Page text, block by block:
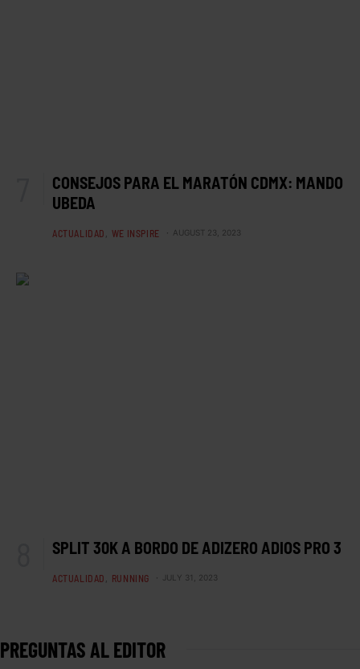
CONSEJOS PARA EL MARATÓN CDMX: MANDO
UBEDA
ACTUALIDAD WE INSPIRE AUGUST 23, 2023
SPLIT 30K A BORDO DE ADIZERO ADIOS PRO 3
ACTUALIDAD RUNNING JULY 31, 2023
PREGUNTAS AL EDITOR